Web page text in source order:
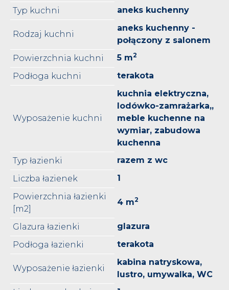
Typ kuchni
aneks kuchenny
Rodzaj kuchni
aneks kuchenny -
połączony z salonem
Powierzchnia kuchni
5 m2
Podłoga kuchni terakota
Wyposażenie kuchni
kuchnia elektryczna,
lodówko-zamrażarka,,
meble kuchenne na
wymiar, zabudowa
kuchenna
Typ łazienki
razem z wc
Liczba łazienek
1
Powierzchnia łazienki
[m2]
4 m2
Glazura łazienki
glazura
Podłoga łazienki
terakota
Wyposażenie łazienki
kabina natryskowa,
lustro, umywalka, WC